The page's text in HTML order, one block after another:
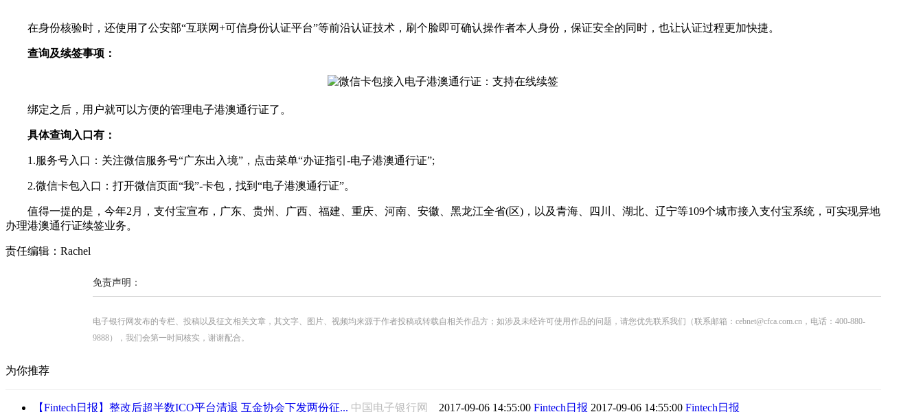
在身份核验时，还使用了公安部“互联网+可信身份认证平台”等前沿认证技术，刷个脸即可确认操作者本人身份，保证安全的同时，也让认证过程更加快捷。
查询及续签事项：
绑定之后，用户就可以方便的管理电子港澳通行证了。
具体查询入口有：
1.服务号入口：关注微信服务号“广东出入境”，点击菜单“办证指引-电子港澳通行证”;
2.微信卡包入口：打开微信页面“我”-卡包，找到“电子港澳通行证”。
值得一提的是，今年2月，支付宝宣布，广东、贵州、广西、福建、重庆、河南、安徽、黑龙江全省(区)，以及青海、四川、湖北、辽宁等109个城市接入支付宝系统，可实现异地
办理港澳通行证续签业务。
责任编辑：Rachel
免责声明：
电子银行网发布的专栏、投稿以及征文相关文章，其文字、图片、视频均来源于作者投稿或转载自相关作品方；如涉及未经许可使用作品的问题，请您优先联系我们（联系邮箱：cebnet@cfca.com.cn，电话：400-880-
9888），我们会第一时间核实，谢谢配合。
为你推荐
【Fintech日报】整改后超半数ICO平台清退 互金协会下发两份征... 中国电子银行网 2017-09-06 14:55:00 Fintech日报 2017-09-06 14:55:00 Fintech日报